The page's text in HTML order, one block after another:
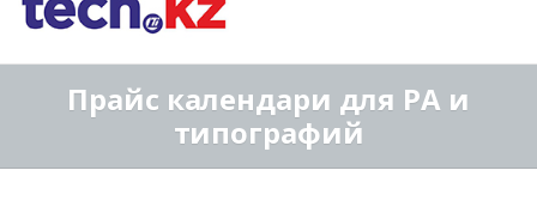
Прайс календари для РА и
типографий